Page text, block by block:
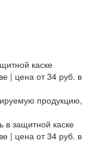
продукцию,